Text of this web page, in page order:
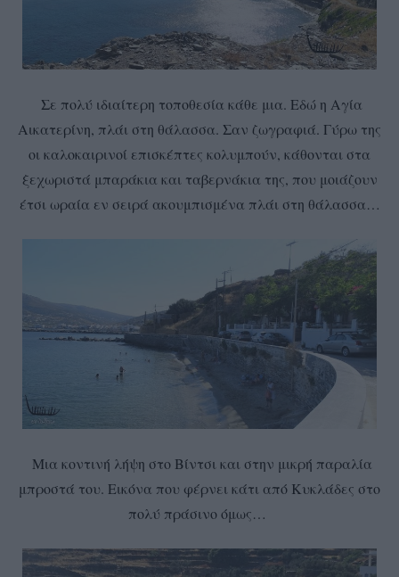
Σε πολύ ιδιαίτερη τοποθεσία κάθε μια. Εδώ η Αγία
Αικατερίνη, πλάι στη θάλασσα. Σαν ζωγραφιά. Γύρω της
οι καλοκαιρινοί επισκέπτες κολυμπούν, κάθονται στα
ξεχωριστά μπαράκια και ταβερνάκια της, που μοιάζουν
έτσι ωραία εν σειρά ακουμπισμένα πλάι στη θάλασσα…
Μια κοντινή λήψη στο Βίντσι και στην μικρή παραλία
μπροστά του. Εικόνα που φέρνει κάτι από Κυκλάδες στο
πολύ πράσινο όμως…